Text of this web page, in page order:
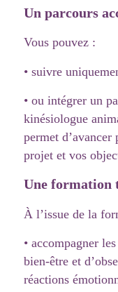
Un parcours
Vous pouvez :
• suivre
• ou intégrer un
kinésiologue
permet
projet et vos
Une formation
À l’issue de la
• accompagner
bien-être et
réactions